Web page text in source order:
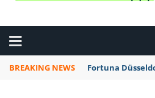
BREAKING NEWS Fortuna